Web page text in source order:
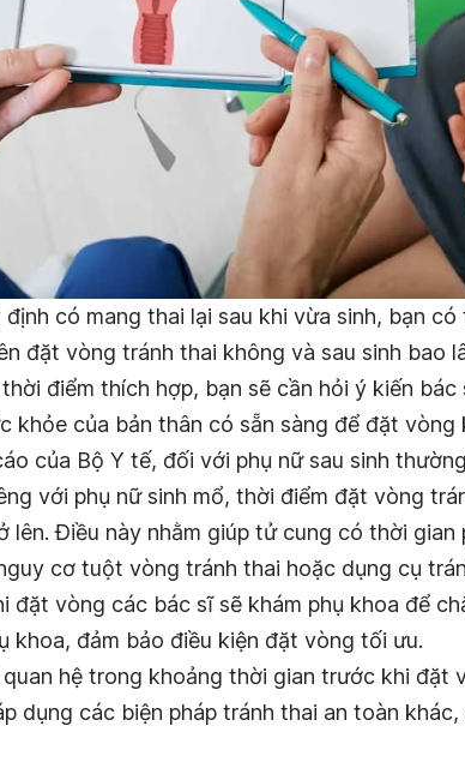
có mang thai lại sau khi vừa sinh, bạn
đặt vòng tránh thai không và sau sinh bao
điểm thích hợp, bạn sẽ cần hỏi ý kiến
khỏe của bản thân có sẵn sàng để đặt vòng
của Bộ Y tế, đối với phụ nữ sau sinh
với phụ nữ sinh mổ, thời điểm đặt vòng
lên. Điều này nhằm giúp tử cung có thời gian
cơ tuột vòng tránh thai hoặc dụng cụ
đặt vòng các bác sĩ sẽ khám phụ khoa để
khoa, đảm bảo điều kiện đặt vòng tối ưu.
hệ trong khoảng thời gian trước khi đặt
dụng các biện pháp tránh thai an toàn